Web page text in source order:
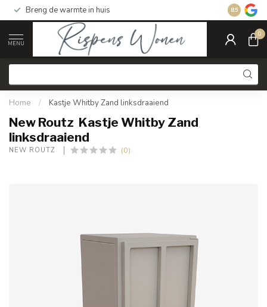
Breng de warmte in huis Gratis
8.5
MENU
0
Home / Kastje Whitby Zand linksdraaiend
New Routz Kastje Whitby Zand
linksdraaiend
NEW ROUTZ (0)